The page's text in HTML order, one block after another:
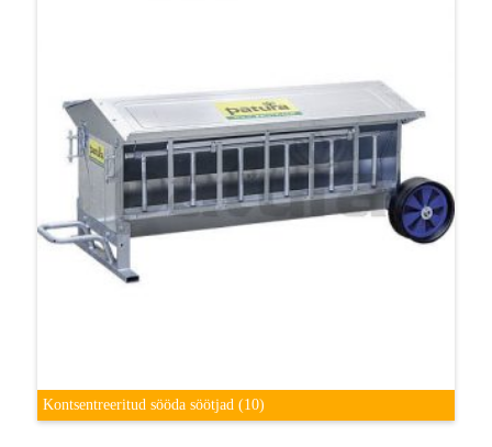
Kontsentreeritud sööda söötjad(10)